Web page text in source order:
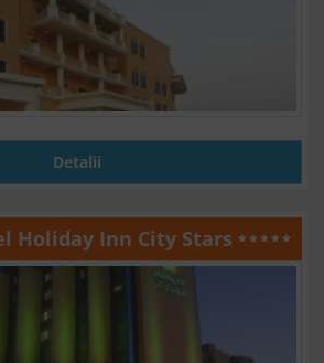
Detalii
Holiday Inn City Stars